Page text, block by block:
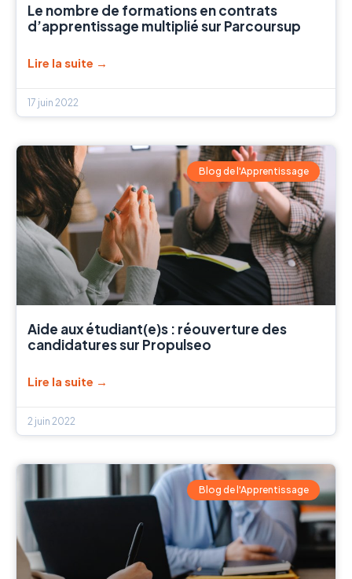
Le nombre de formations en contrats
d’apprentissage multiplié sur Parcoursup
Lire la suite →
17 juin 2022
Blog de l'Apprentissage
Aide aux étudiant(e)s : réouverture des
candidatures sur Propulseo
Lire la suite →
2 juin 2022
Blog de l'Apprentissage